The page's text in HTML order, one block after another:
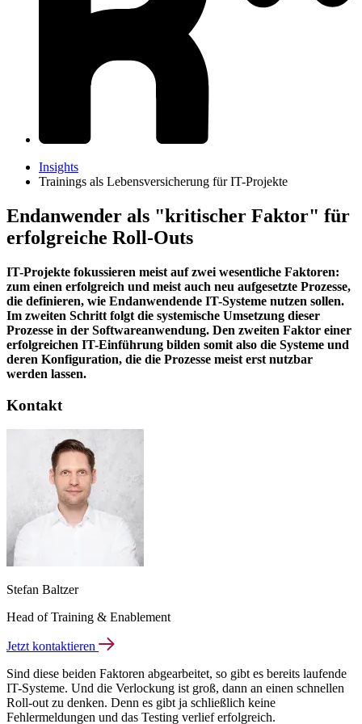
Insights
Trainings als Lebensversicherung für IT-​Projekte
Endanwender als "kritischer Faktor" für
erfolgreiche Roll-​Outs
IT-Projekte fokussieren meist auf zwei wesentliche Faktoren:
zum einen erfolgreich und meist auch neu aufgesetzte Prozesse,
die definieren, wie Endanwendende IT-Systeme nutzen sollen.
Im zweiten Schritt folgt die systemische Umsetzung dieser
Prozesse in der Softwareanwendung. Den zweiten Faktor einer
erfolgreichen IT-Einführung bilden somit also die Systeme und
deren Konfiguration, die die Prozesse meist erst nutzbar
werden lassen.
Kontakt
Stefan Baltzer
Head of Training & Enablement
Jetzt kontaktieren
Sind diese beiden Faktoren abgearbeitet, so gibt es bereits laufende
IT-Systeme. Und die Verlockung ist groß, dann an einen schnellen
Roll-out zu denken. Denn es gibt ja schließlich keine
Fehlermeldungen und das Testing verlief erfolgreich.